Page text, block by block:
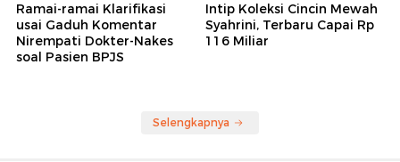
Ramai-ramai Klarifikasi
usai Gaduh Komentar
Nirempati Dokter-Nakes
soal Pasien BPJS
Intip Koleksi Cincin Mewah
Syahrini, Terbaru Capai Rp
116 Miliar
Selengkapnya